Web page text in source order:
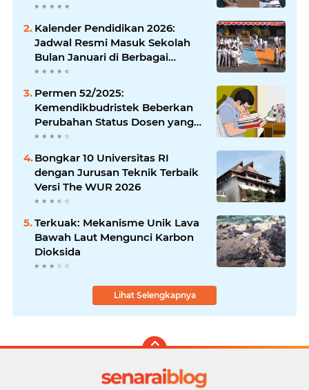
Kalender Pendidikan 2026:
Jadwal Resmi Masuk Sekolah
Bulan Januari di Berbagai
Daerah
Permen 52/2025:
Kemendikbudristek Beberkan
Perubahan Status Dosen yang
Krusial
Bongkar 10 Universitas RI
dengan Jurusan Teknik Terbaik
Versi The WUR 2026
Terkuak: Mekanisme Unik Lava
Bawah Laut Mengunci Karbon
Dioksida
Lihat Selengkapnya